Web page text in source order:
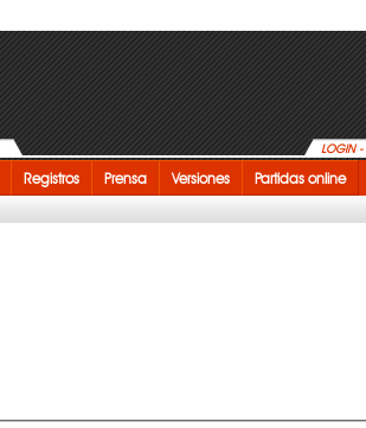
LOGIN -
Registros Prensa Versiones Partidas online